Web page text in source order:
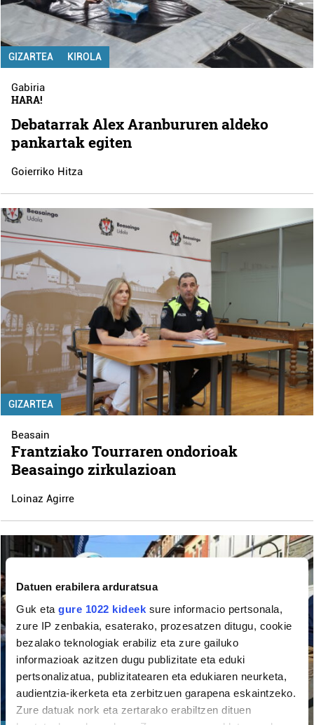
Datuen erabilera arduratsua
Guk eta gure 1022 kideek sure informacio pertsonala,
zure IP zenbakia, esaterako, prozesatzen ditugu, cookie
bezalako teknologiak erabiliz eta zure gailuko
informazioak azitzen dugu publizitate eta eduki
pertsonalizatua, publizitatearen eta edukiaren neurketa,
audientzia-ikerketa eta zerbitzuen garapena eskaintzeko.
Zure datuak nork eta zertarako erabiltzen dituen
GIZARTEA KIROLA
Gabiria
HARA!
Debatarrak Alex Aranbururen aldeko
pankartak egiten
Goierriko Hitza
GIZARTEA
Beasain
Frantziako Tourraren ondorioak
Beasaingo zirkulazioan
Loinaz Agirre